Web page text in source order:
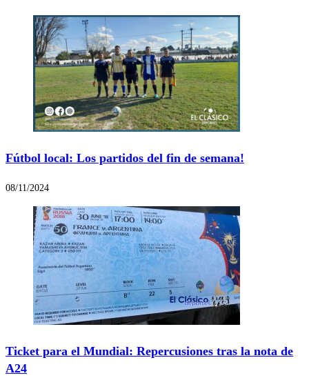
Fútbol local: Los partidos del fin de semana!
08/11/2024
Ticket para el Mundial: Repercusiones tras la nota de
A24